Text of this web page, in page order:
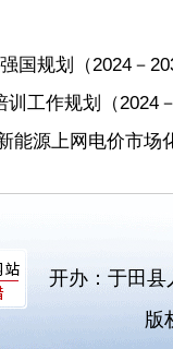
国规划（2024－
工作规划（2024
能源上网电价市场
开办：于田县
版